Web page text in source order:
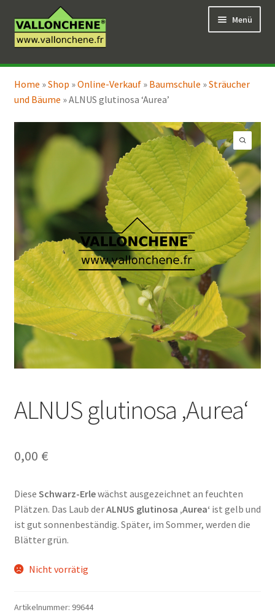
Navigation
springen
Inhalt
springen
Menü
Online-Verkauf
Coaching für den Garten
Home »Shop »Online-Verkauf» Baumschule »Sträucher
und Bäume »ALNUS glutinosa ‘Aurea’
ALNUS glutinosa ‚Aurea‘
0,00 €
Diese Schwarz-Erlewächst ausgezeichnet an feuchten
Plätzen. Das Laub derALNUS glutinosa ‚Aurea‘ ist gelb und
ist gut sonnenbeständig. Später, im Sommer, werden die
Blätter grün.
Nicht vorrätig
Artikelnummer: 99644